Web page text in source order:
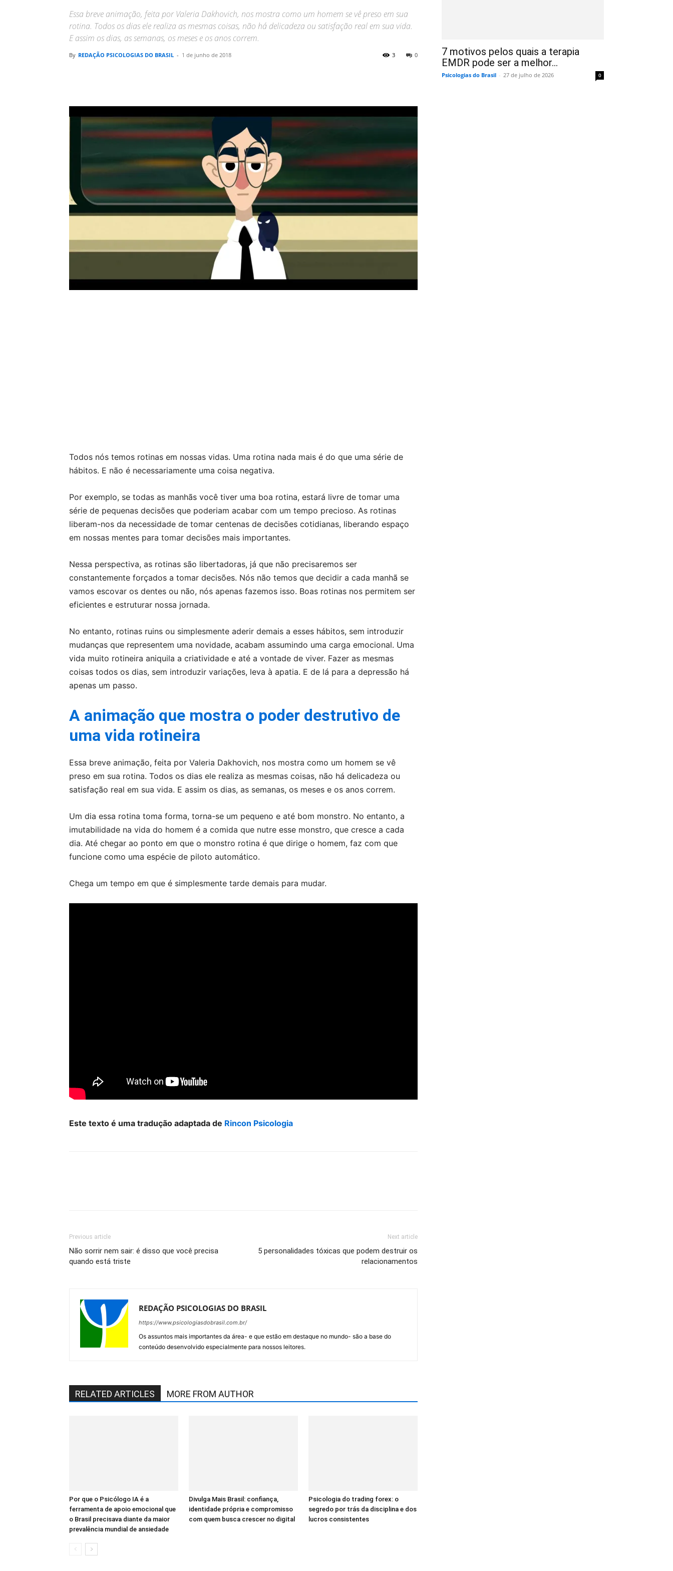
Essa breve animação, feita por Valeria Dakhovich, nos mostra como um homem se vê preso em sua
rotina. Todos os dias ele realiza as mesmas coisas, não há delicadeza ou satisfação real em sua vida.
E assim os dias, as semanas, os meses e os anos correm.
By REDAÇÃO PSICOLOGIAS DO BRASIL - 1 de junho de 2018 0
3
Todos nós temos rotinas em nossas vidas. Uma rotina nada mais é do que uma série de
hábitos. E não é necessariamente uma coisa negativa.
Por exemplo, se todas as manhãs você tiver uma boa rotina, estará livre de tomar uma
série de pequenas decisões que poderiam acabar com um tempo precioso. As rotinas
liberam-nos da necessidade de tomar centenas de decisões cotidianas, liberando espaço
em nossas mentes para tomar decisões mais importantes.
Nessa perspectiva, as rotinas são libertadoras, já que não precisaremos ser
constantemente forçados a tomar decisões. Nós não temos que decidir a cada manhã se
vamos escovar os dentes ou não, nós apenas fazemos isso. Boas rotinas nos permitem ser
eficientes e estruturar nossa jornada.
No entanto, rotinas ruins ou simplesmente aderir demais a esses hábitos, sem introduzir
mudanças que representem uma novidade, acabam assumindo uma carga emocional. Uma
vida muito rotineira aniquila a criatividade e até a vontade de viver. Fazer as mesmas
coisas todos os dias, sem introduzir variações, leva à apatia. E de lá para a depressão há
apenas um passo.
A animação que mostra o poder destrutivo de
uma vida rotineira
Essa breve animação, feita por Valeria Dakhovich, nos mostra como um homem se vê
preso em sua rotina. Todos os dias ele realiza as mesmas coisas, não há delicadeza ou
satisfação real em sua vida. E assim os dias, as semanas, os meses e os anos correm.
Um dia essa rotina toma forma, torna-se um pequeno e até bom monstro. No entanto, a
imutabilidade na vida do homem é a comida que nutre esse monstro, que cresce a cada
dia. Até chegar ao ponto em que o monstro rotina é que dirige o homem, faz com que
funcione como uma espécie de piloto automático.
Chega um tempo em que é simplesmente tarde demais para mudar.
Este texto é uma tradução adaptada de Rincon Psicologia
Previous article
Não sorrir nem sair: é disso que você precisa
quando está triste
Next article
5 personalidades tóxicas que podem destruir os
relacionamentos
REDAÇÃO PSICOLOGIAS DO BRASIL
https://www.psicologiasdobrasil.com.br/
Os assuntos mais importantes da área- e que estão em destaque no mundo- são a base do
conteúdo desenvolvido especialmente para nossos leitores.
RELATED ARTICLES MORE FROM AUTHOR
Por que o Psicólogo IA é a
ferramenta de apoio emocional que
o Brasil precisava diante da maior
prevalência mundial de ansiedade
Divulga Mais Brasil: confiança,
identidade própria e compromisso
com quem busca crescer no digital
Psicologia do trading forex: o
segredo por trás da disciplina e dos
lucros consistentes
7 motivos pelos quais a terapia
EMDR pode ser a melhor...
Psicologias do Brasil - 27 de julho de 2026 0